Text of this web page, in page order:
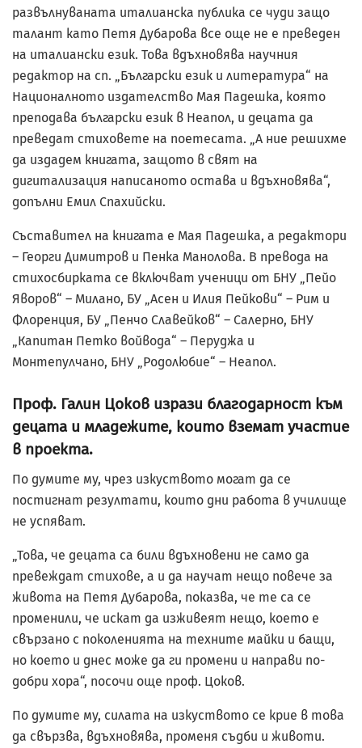
развълнуваната италианска публика се чуди защо
талант като Петя Дубарова все още не е преведен
на италиански език. Това вдъхновява научния
редактор на сп. „Български език и литература“ на
Националното издателство Мая Падешка, която
преподава български език в Неапол, и децата да
преведат стиховете на поетесата. „А ние решихме
да издадем книгата, защото в свят на
дигитализация написаното остава и вдъхновява“,
допълни Емил Спахийски.
Съставител на книгата е Мая Падешка, а редактори
– Георги Димитров и Пенка Манолова. В превода на
стихосбирката се включват ученици от БНУ „Пейо
Яворов“ – Милано, БУ „Асен и Илия Пейкови“ – Рим и
Флоренция, БУ „Пенчо Славейков“ – Салерно, БНУ
„Капитан Петко войвода“ – Перуджа и
Монтепулчано, БНУ „Родолюбие“ – Неапол.
Проф. Галин Цоков изрази благодарност към
децата и младежите, които вземат участие
в проекта.
По думите му, чрез изкуството могат да се
постигнат резултати, които дни работа в училище
не успяват.
„Това, че децата са били вдъхновени не само да
превеждат стихове, а и да научат нещо повече за
живота на Петя Дубарова, показва, че те са се
променили, че искат да изживеят нещо, което е
свързано с поколенията на техните майки и бащи,
но което и днес може да ги промени и направи по-
добри хора“, посочи още проф. Цоков.
По думите му, силата на изкуството се крие в това
да свързва, вдъхновява, променя съдби и животи.